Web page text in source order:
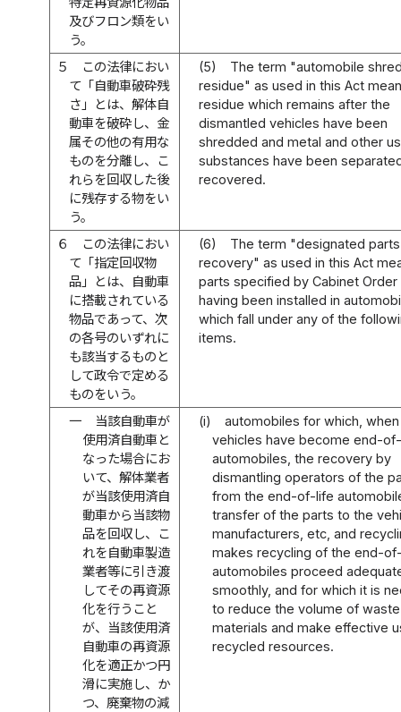
及びフロン類をい
う。
５
この法律におい
て「自動車破砕残
さ」とは、解体自
動車を破砕し、金
属その他の有用な
ものを分離し、こ
れらを回収した後
に残存する物をい
う。
(5)
The term "automobile
residue" as used in this Act
residue which remains after the
dismantled vehicles have been
shredded and metal and other
substances have been
recovered.
６
この法律におい
て「指定回収物
品」とは、自動車
に搭載されている
物品であって、次
の各号のいずれに
も該当するものと
して政令で定める
ものをいう。
(6)
The term "designated
recovery" as used in this Act
parts specified by Cabinet Order
having been installed in
which fall under any of the
items.
一
当該自動車が
使用済自動車と
なった場合にお
いて、解体業者
が当該使用済自
動車から当該物
品を回収し、こ
れを自動車製造
業者等に引き渡
してその再資源
化を行うこと
が、当該使用済
自動車の再資源
化を適正かつ円
滑に実施し、か
つ、廃棄物の減
(i)
automobiles for which,
vehicles have become end-
automobiles, the recovery by
dismantling operators of the
from the end-of-life
transfer of the parts to the
manufacturers, etc, and
makes recycling of the end-
automobiles proceed
smoothly, and for which it is
to reduce the volume of waste
materials and make effective
recycled resources.